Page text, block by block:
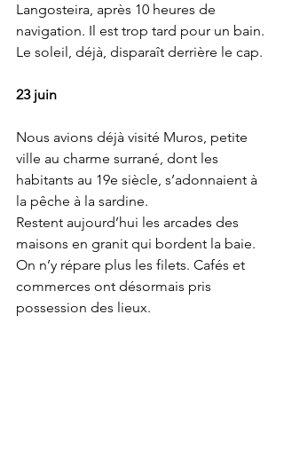
Langosteira, après 10 heures de
navigation. Il est trop tard pour un bain.
Le soleil, déjà, disparaît derrière le cap.
23 juin
Nous avions déjà visité Muros, petite
ville au charme surrané, dont les
habitants au 19e siècle, s’adonnaient à
la pêche à la sardine.
Restent aujourd’hui les arcades des
maisons en granit qui bordent la baie.
On n’y répare plus les filets. Cafés et
commerces ont désormais pris
possession des lieux.